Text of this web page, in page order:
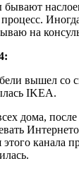
бывают
на
вышел со
IKEA.
дома,
канала